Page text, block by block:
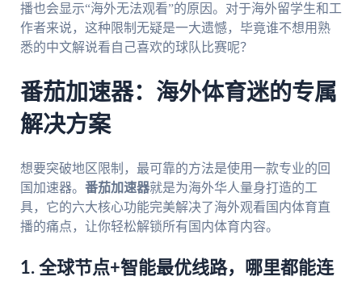
播也会显示“海外无法观看”的原因。对于海外留学生和工
作者来说，这种限制无疑是一大遗憾，毕竟谁不想用熟
悉的中文解说看自己喜欢的球队比赛呢？
番茄加速器：海外体育迷的专属
解决方案
想要突破地区限制，最可靠的方法是使用一款专业的回
国加速器。 番茄加速器就是为海外华人量身打造的工
具，它的六大核心功能完美解决了海外观看国内体育直
播的痛点，让你轻松解锁所有国内体育内容。
1. 全球节点+智能最优线路，哪里都能连